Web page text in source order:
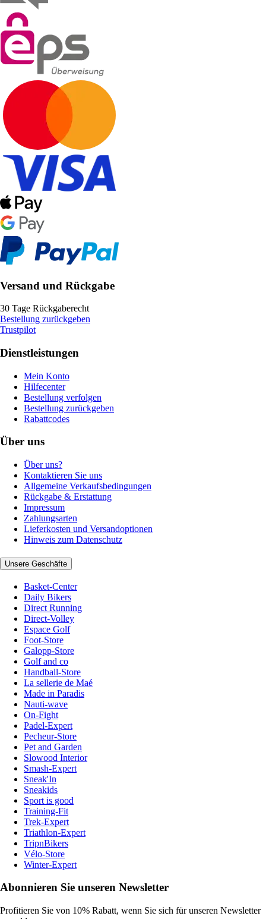
Versand und Rückgabe
30 Tage Rückgaberecht
Bestellung zurückgeben
Trustpilot
Dienstleistungen
Mein Konto
Hilfecenter
Bestellung verfolgen
Bestellung zurückgeben
Rabattcodes
Über uns
Über uns?
Kontaktieren Sie uns
Allgemeine Verkaufsbedingungen
Rückgabe & Erstattung
Impressum
Zahlungsarten
Lieferkosten und Versandoptionen
Hinweis zum Datenschutz
Unsere Geschäfte
Basket-Center
Daily Bikers
Direct Running
Direct-Volley
Espace Golf
Foot-Store
Galopp-Store
Golf and co
Handball-Store
La sellerie de Maé
Made in Paradis
Nauti-wave
On-Fight
Padel-Expert
Pecheur-Store
Pet and Garden
Slowood Interior
Smash-Expert
Sneak'In
Sneakids
Sport is good
Training-Fit
Trek-Expert
Triathlon-Expert
TripnBikers
Vélo-Store
Winter-Expert
Abonnieren Sie unseren Newsletter
Profitieren Sie von 10% Rabatt, wenn Sie sich für unseren Newsletter